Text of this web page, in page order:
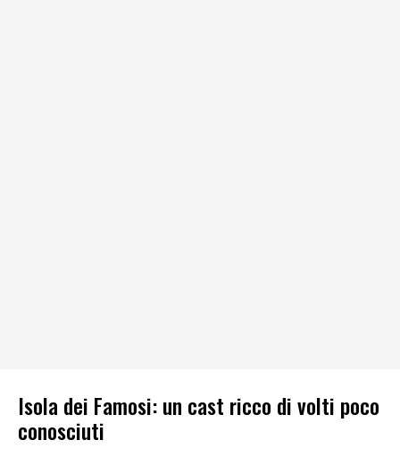
Isola dei Famosi: un cast ricco di volti poco
conosciuti